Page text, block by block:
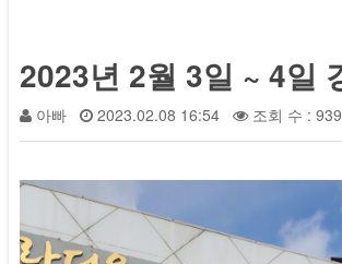
아빠 2023.02.08 16:54 조회 수 : 939